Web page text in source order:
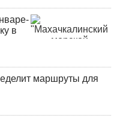
в
маршруты для